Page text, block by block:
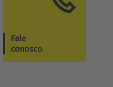
Fale
conosco